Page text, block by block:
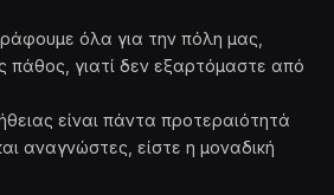
όλα για την πόλη μας,
πάθος, γιατί δεν εξαρτόμαστε από
είναι πάντα προτεραιότητά
αναγνώστες, είστε η μοναδική